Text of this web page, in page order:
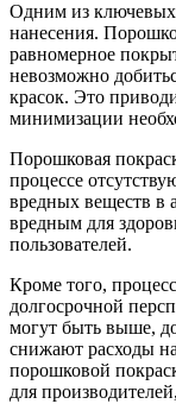
Одним из ключевых
нанесения.
равномерное
невозможно
красок. Это
минимизации
Порошковая
процессе
вредных веществ в
вредным для
пользователей.
Кроме того,
долгосрочной
могут быть выше,
снижают расходы
порошковой
для